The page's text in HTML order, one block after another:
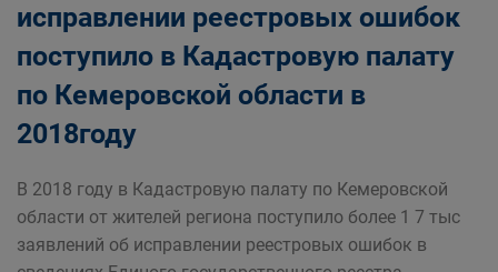
исправлении реестровых ошибок
поступило в Кадастровую палату
по Кемеровской области в
2018году
В 2018 году в Кадастровую палату по Кемеровской
области от жителей региона поступило более 1 7 тыс
заявлений об исправлении реестровых ошибок в